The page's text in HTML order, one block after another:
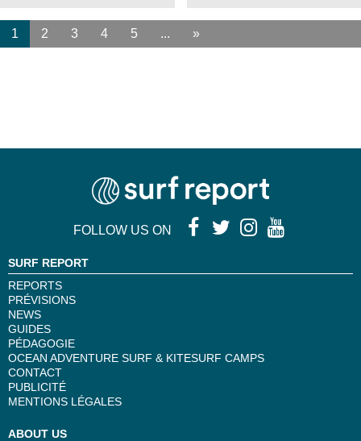
1 2 3 4 5 ... »
FOLLOW US ON
SURF REPORT
REPORTS
PRÉVISIONS
NEWS
GUIDES
PÉDAGOGIE
OCEAN ADVENTURE SURF & KITESURF CAMPS
CONTACT
PUBLICITÉ
MENTIONS LÉGALES
ABOUT US